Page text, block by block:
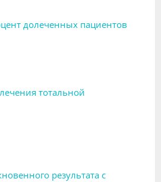
долеченных пациентов
тотальной
результата с